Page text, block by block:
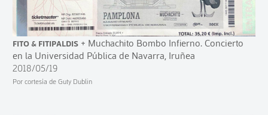
Fito & Fitipaldis + Muchachito Bombo Infierno. Concierto
en la Universidad Pública de Navarra, Iruñea
2018/05/19
Por cortesía de Guty Dublin